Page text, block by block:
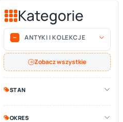
Kategorie
ANTYKI I KOLEKCJE
Zobacz wszystkie
STAN
OKRES